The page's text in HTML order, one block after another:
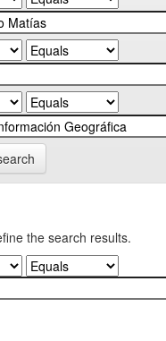
the search results.